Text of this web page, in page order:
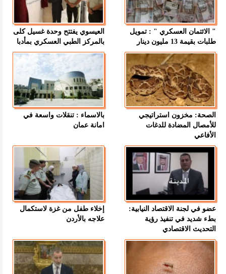
" الائتمان العسكري " : تمويل
طلبات بقيمة 13 مليون دينار
العيسوي يفتتح وحدة غسيل كلى
بالمركز الطبي العسكري بمأدبا
الصحة: مخزون استراتيجي
للأمصال المضادة للدغات
الأفاعي
بالاسماء : تنقلات واسعة في
امانة عمان
عضو في لجنة الاقتصاد النيابية:
بطء شديد في تنفيذ رؤية
التحديث الاقتصادي
إخلاء طفل من غزة لاستكمال
علاجه بالأردن